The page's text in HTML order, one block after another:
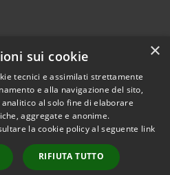
Copyright © 2026 • Comune di
Ploaghe • Powered by
Municipium•
Accesso
redazione
×
sui cookie
tecnici e assimilati strettamente
e alla navigazione del sito,
al solo fine di elaborare
aggregate e anonime.
la cookie policy al seguente link
RIFIUTA TUTTO